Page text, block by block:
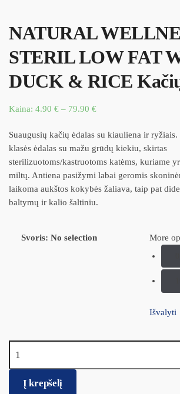
NATURAL
STERIL LOW FAT
DUCK & RICE
Kaina: 4.90 € – 79.90 €
Suaugusių kačių ėdalas su kiauliena ir ryžiais.
klasės ėdalas su mažu grūdų kiekiu, skirtas
sterilizuotoms/kastruotoms katėms, kuriame
miltų. Antiena pasižymi labai geromis
laikoma aukštos kokybės žaliava, taip pat
baltymų ir kalio šaltiniu.
Svoris: No selection More
Išvalyti
Į krepšelį